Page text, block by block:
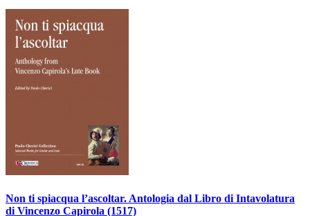
Non ti spiacqua l’ascoltar. Antologia dal Libro di Intavolatura
di Vincenzo Capirola (1517)